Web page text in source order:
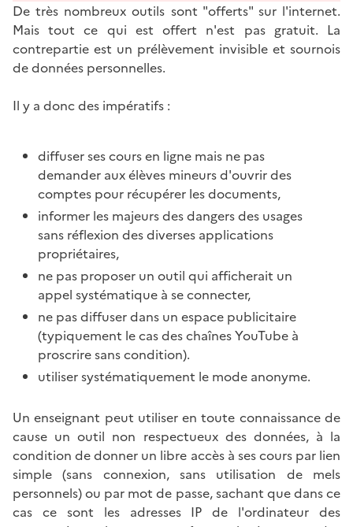
De très nombreux outils sont "offerts" sur l'internet.
Mais tout ce qui est offert n'est pas gratuit. La
contrepartie est un prélèvement invisible et sournois
de données personnelles.
Il y a donc des impératifs :
diffuser ses cours en ligne mais ne pas
demander aux élèves mineurs d'ouvrir des
comptes pour récupérer les documents,
informer les majeurs des dangers des usages
sans réflexion des diverses applications
propriétaires,
ne pas proposer un outil qui afficherait un
appel systématique à se connecter,
ne pas diffuser dans un espace publicitaire
(typiquement le cas des chaînes YouTube à
proscrire sans condition).
utiliser systématiquement le mode anonyme.
Un enseignant peut utiliser en toute connaissance de
cause un outil non respectueux des données, à la
condition de donner un libre accès à ses cours par lien
simple (sans connexion, sans utilisation de mels
personnels) ou par mot de passe, sachant que dans ce
cas ce sont les adresses IP de l'ordinateur des